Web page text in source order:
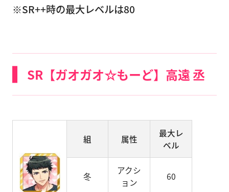
※SR++時の最大レベルは80
SR【ガオガオ☆もーど】高遠 丞
組 属性
最大レ
ベル
冬
アクシ
ョン
60